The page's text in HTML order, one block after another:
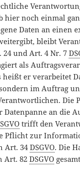
hier noch einmal
Daten an einen
bleibt
24 und Art. 4 Nr. 7
als
heißt er verarbeitet
im Auftrag
Die
Datenpanne an die
trifft den
Pflicht zur
Art. 34DSGVO. Die
Art. 82DSGVO